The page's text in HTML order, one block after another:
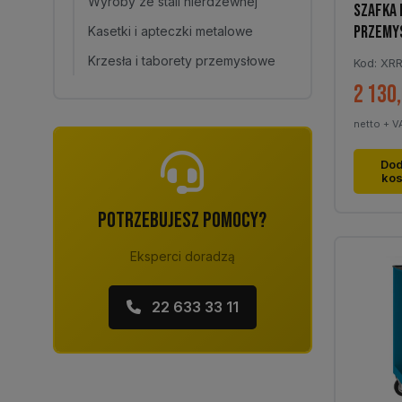
Kasetki i apteczki metalowe
Krzesła i taborety przemysłowe
POTRZEBUJESZ POMOCY?
Eksperci doradzą
22 633 33 11
SZAFKA
Kod:
2
netto +